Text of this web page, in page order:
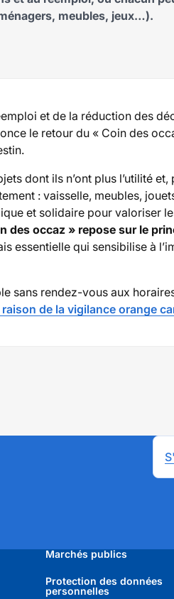
meubles, jeux…).
et de la réduction des
le retour du « Coin des
dont ils n’ont plus l’utilité et,
: vaisselle, meubles,
et solidaire pour valoriser
des occaz » repose sur le
essentielle qui sensibilise à
sans rendez-vous aux
raison de la vigilance orange
Marchés publics
Protection des données
personnelles